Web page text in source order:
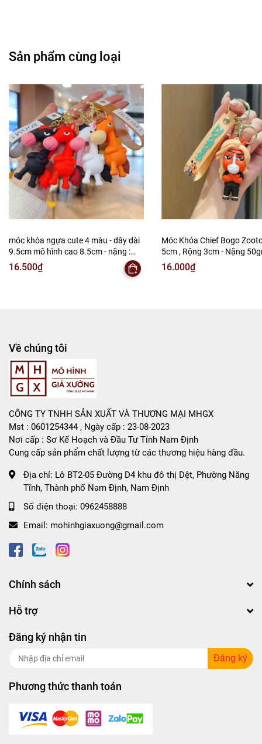
Sản phẩm cùng loại
móc khóa ngựa cute 4 màu - dây dài
9.5cm mô hình cao 8.5cm - nặng :
50gram - no box - SKU: moc293 -
(Vat: 88223-7)
16.500₫
Móc Khóa Chief Bogo
5cm , Rộng 3cm - Nặng
SKU: moc291e -
16.000₫
Về chúng tôi
CÔNG TY TNHH SẢN XUẤT VÀ THƯƠNG MẠI MHGX
Mst : 0601254344 , Ngày cấp : 23-08-2023
Nơi cấp : Sơ Kế Hoạch và Đầu Tư Tỉnh Nam Định
Cung cấp sản phẩm chất lượng từ các thương hiệu hàng đầu.
Địa chỉ: Lô BT2-05 Đường D4 khu đô thị Dệt, Phường Năng
Tĩnh, Thành phố Nam Định, Nam Định
Số điện thoại: 0962458888
Email: mohinhgiaxuong@gmail.com
Chính sách
Hỗ trợ
Đăng ký nhận tin
Đăng ký
Phương thức thanh toán